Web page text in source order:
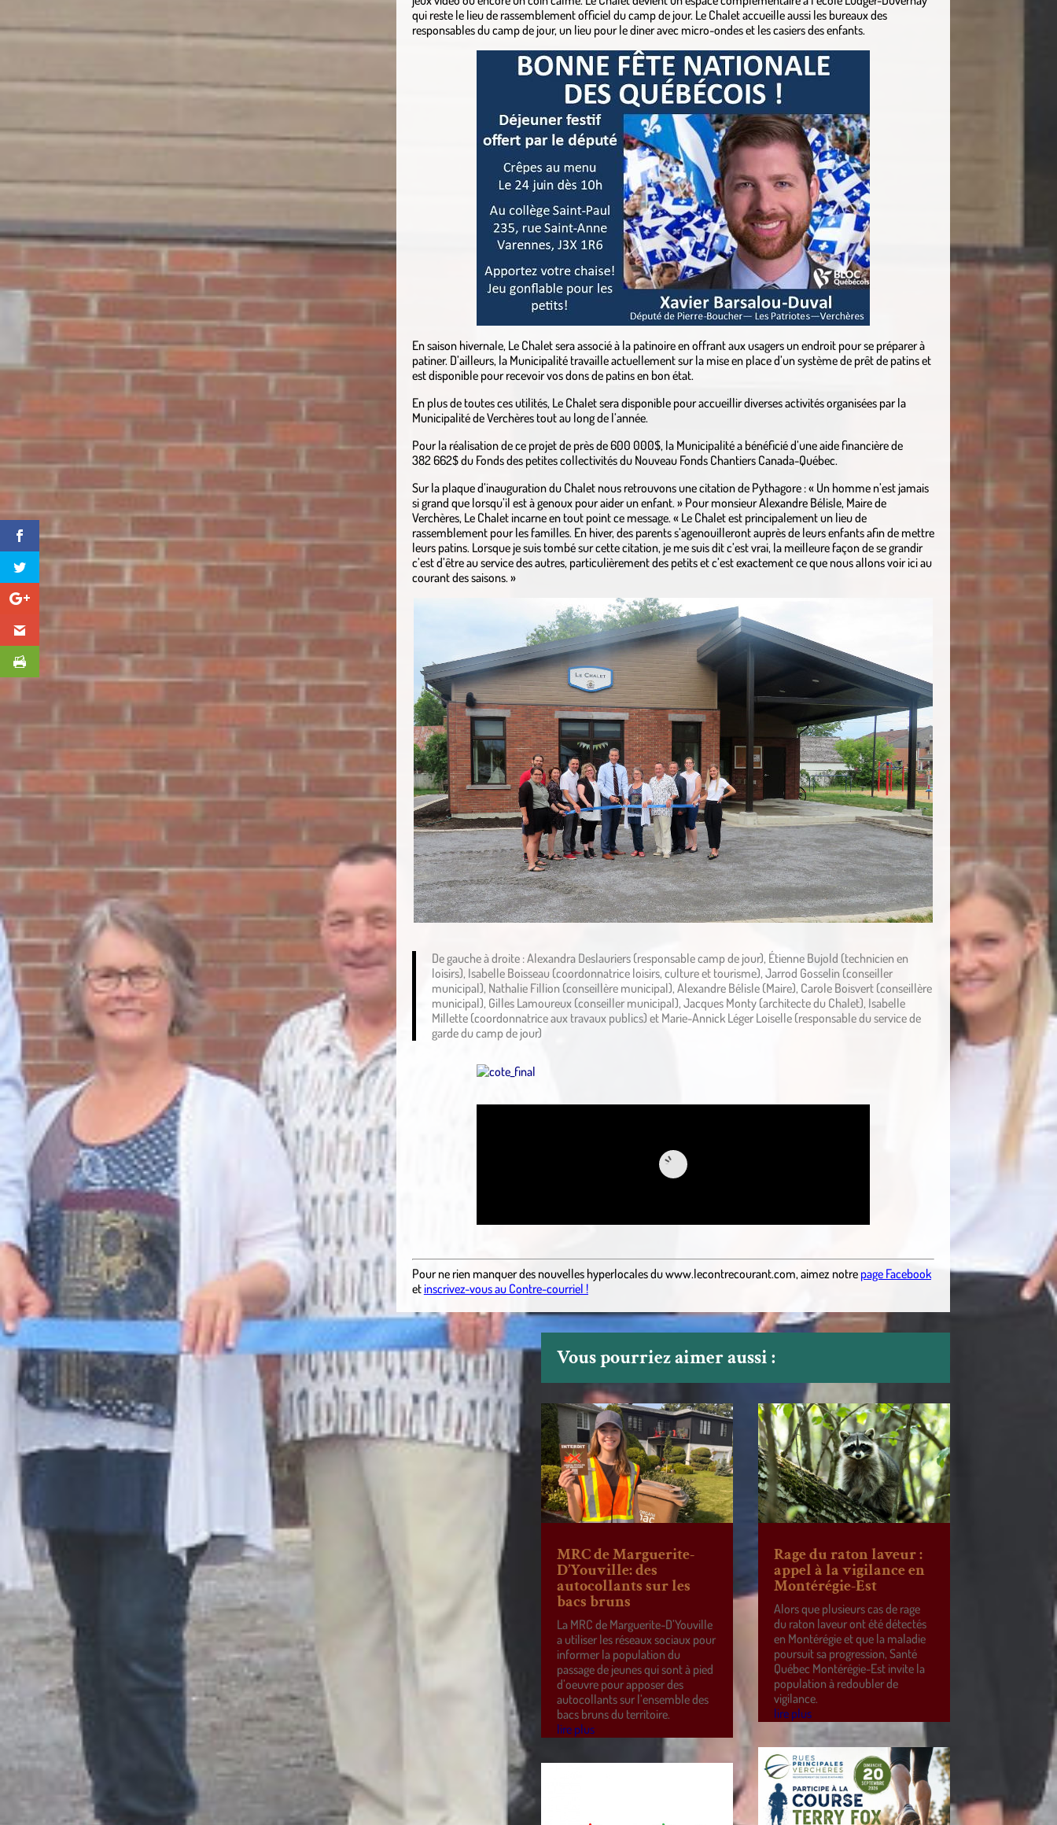
qui reste le lieu de rassemblement officiel du camp de jour. Le Chalet accueille aussi les bureaux des
responsables du camp de jour, un lieu pour le diner avec micro-ondes et les casiers des enfants.
En saison hivernale, Le Chalet sera associé à la patinoire en offrant aux usagers un endroit pour se préparer à
patiner. D’ailleurs, la Municipalité travaille actuellement sur la mise en place d’un système de prêt de patins et
est disponible pour recevoir vos dons de patins en bon état.
En plus de toutes ces utilités, Le Chalet sera disponible pour accueillir diverses activités organisées par la
Municipalité de Verchères tout au long de l’année.
Pour la réalisation de ce projet de près de 600 000$, la Municipalité a bénéficié d’une aide financière de
382 662$ du Fonds des petites collectivités du Nouveau Fonds Chantiers Canada-Québec.
Sur la plaque d’inauguration du Chalet nous retrouvons une citation de Pythagore : « Un homme n’est jamais
si grand que lorsqu’il est à genoux pour aider un enfant. » Pour monsieur Alexandre Bélisle, Maire de
Verchères, Le Chalet incarne en tout point ce message. « Le Chalet est principalement un lieu de
rassemblement pour les familles. En hiver, des parents s’agenouilleront auprès de leurs enfants afin de mettre
leurs patins. Lorsque je suis tombé sur cette citation, je me suis dit c’est vrai, la meilleure façon de se grandir
c’est d’être au service des autres, particulièrement des petits et c’est exactement ce que nous allons voir ici au
courant des saisons. »
De gauche à droite : Alexandra Deslauriers (responsable camp de jour), Étienne Bujold (technicien en
loisirs), Isabelle Boisseau (coordonnatrice loisirs, culture et tourisme), Jarrod Gosselin (conseiller
municipal), Nathalie Fillion (conseillère municipal), Alexandre Bélisle (Maire), Carole Boisvert (conseillère
municipal), Gilles Lamoureux (conseiller municipal), Jacques Monty (architecte du Chalet), Isabelle
Millette (coordonnatrice aux travaux publics) et Marie-Annick Léger Loiselle (responsable du service de
garde du camp de jour)
Pour ne rien manquer des nouvelles hyperlocalesduwww.lecontrecourant.com, aimez notre page Facebook
etinscrivez-vous au Contre-courriel !
Vous pourriez aimer aussi :
MRC de Marguerite-
D’Youville: des
autocollants sur les
bacs bruns
La MRC de Marguerite-D’Youville
a utiliser les réseaux sociaux pour
informer la population du
passage de jeunes qui sont à pied
d’oeuvre pour apposer des
autocollants sur l’ensemble des
bacs bruns du territoire.
lire plus
Rage du raton laveur :
appel à la vigilance en
Montérégie-Est
Alors que plusieurs cas de rage
du raton laveur ont été détectés
en Montérégie et que la maladie
poursuit sa progression, Santé
Québec Montérégie-Est invite la
population à redoubler de
vigilance.
lire plus